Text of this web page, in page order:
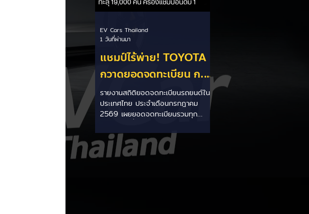
แชมป์ไร้พ่าย! TOYOTA
กวาดยอดจดทะเบียน ก.ค.
69 เฉียด 2 หมื่นคัน ครอง
แชมป์อันดับ 1 ในไทย
รายงานสถิติยอดจดทะเบียนรถยนต์ใน
ประเทศไทย ประจำเดือนกรกฎาคม
2569 เผยยอดจดทะเบียนรวมทุก
ใหญ่สัญชาติญี่ปุ่นอย่าง TOYOTA ยัง
คงสร้างผลงานได้อย่างยอดเยี่ยม ด้วย
ยอดจดทะเบียนรวมแบรนด์สูงถึง
EV Cars Thailand
1 วันที่ผ่านมา